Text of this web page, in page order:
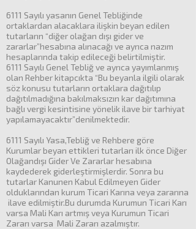
6111 Sayılı yasanın Genel Tebliğinde
ortaklardan alacaklara ilişkin beyan edilen
tutarların “diğer olağan dışı gider ve
zararlar”hesabına alınacağı ve ayrıca nazım
hesaplarında takip edileceği belirtilmiştir.
6111 Sayılı Genel Tebliğ ve ayrıca yayımlanmış
olan Rehber kitapcıkta “Bu beyanla ilgili olarak
söz konusu tutarların ortaklara dağıtılıp
dağıtılmadığına bakılmaksızın kar dağıtımına
bağlı vergi kesintisine yönelik ilave bir tarhiyat
yapılamayacaktır”denilmektedir.
6111 Sayılı Yasa,Tebliğ ve Rehbere göre
Kurumlar beyan ettikleri tutarları ilk önce Diğer
Olağandışı Gider Ve Zararlar hesabına
kaydederek giderleştirmişlerdir. Sonra bu
tutarlar Kanunen Kabul Edilmeyen Gider
olduklarından kurum Ticari Karına veya zararına
ilave edilmiştir.Bu durumda Kurumun Ticari Karı
varsa Mali Karı artmış veya Kurumun Ticari
Zararı varsa Mali Zararı azalmıştır.